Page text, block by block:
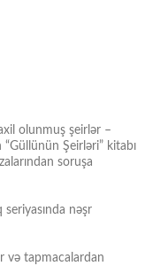
olunmuş şeirlər –
Şeirləri” kitabı
soruşa
seriyasında nəşr
və tapmacalardan